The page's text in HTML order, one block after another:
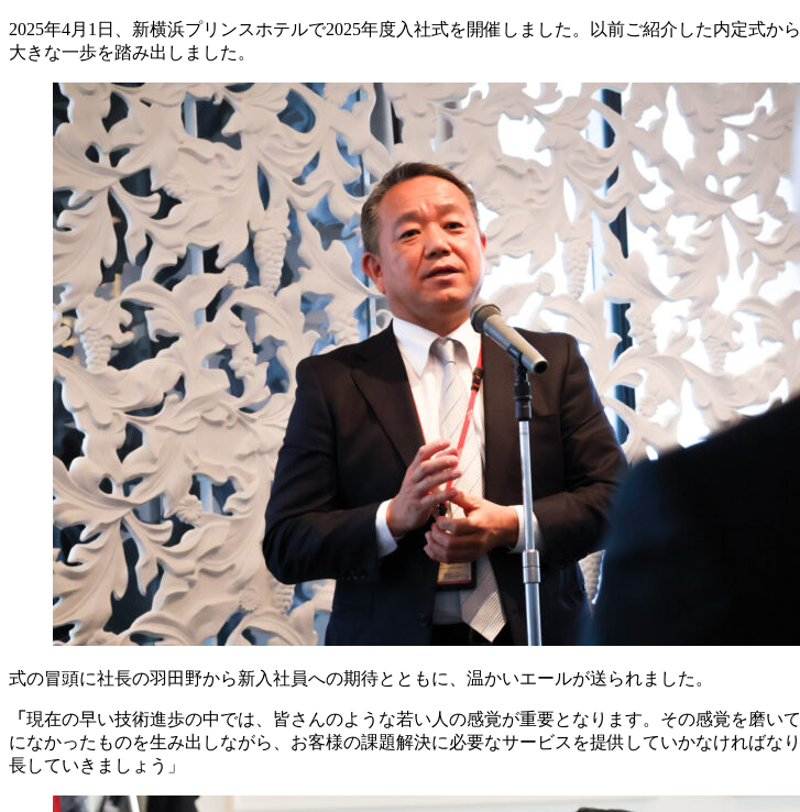
2025年4月1日、新横浜プリンスホテルで2025年度入社式を開催しました。以前ご紹介した内定式
大きな一歩を踏み出しました。
式の冒頭に社長の羽田野から新入社員への期待とともに、温かいエールが送られました。
「 現在の早い技術進歩の中では、皆さんのような若い人の感覚が重要となります。その感覚を磨
になかったものを生み出しながら、お客様の課題解決に必要なサービスを提供していかなければ
長していきましょう」